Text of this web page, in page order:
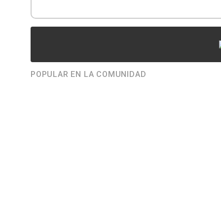
POPULAR EN LA COMUNIDAD